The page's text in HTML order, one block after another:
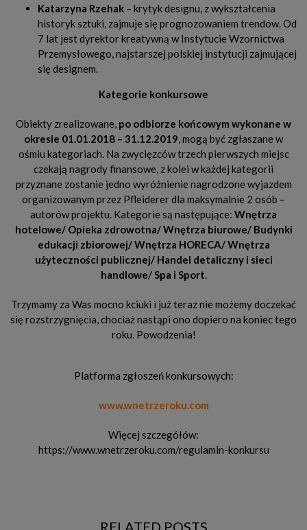
Katarzyna Rzehak – krytyk designu, z wykształcenia
historyk sztuki, zajmuje się prognozowaniem trendów. Od
7 lat jest dyrektor kreatywną w Instytucie Wzornictwa
Przemysłowego, najstarszej polskiej instytucji zajmującej
się designem.
Kategorie konkursowe
Obiekty zrealizowane, po odbiorze końcowym wykonane w
okresie 01.01.2018 – 31.12.2019, mogą być zgłaszane w
ośmiu kategoriach. Na zwycięzców trzech pierwszych miejsc
czekają nagrody finansowe, z kolei w każdej kategorii
przyznane zostanie jedno wyróżnienie nagrodzone wyjazdem
organizowanym przez Pfleiderer dla maksymalnie 2 osób –
autorów projektu. Kategorie są następujące: Wnętrza
hotelowe/ Opieka zdrowotna/ Wnętrza biurowe/ Budynki
edukacji zbiorowej/ Wnętrza HORECA/ Wnętrza
użyteczności publicznej/ Handel detaliczny i sieci
handlowe/ Spa i Sport.
Trzymamy za Was mocno kciuki i już teraz nie możemy doczekać
się rozstrzygnięcia, chociaż nastąpi ono dopiero na koniec tego
roku. Powodzenia!
Platforma zgłoszeń konkursowych:
www.wnetrzeroku.com
Więcej szczegółów:
https://www.wnetrzeroku.com/regulamin-konkursu
RELATED POSTS